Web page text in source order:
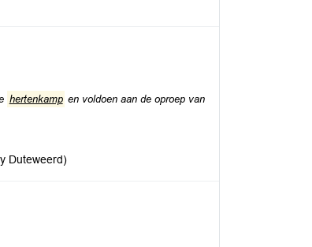
hertenkamp en voldoen aan de oproep van
Duteweerd)